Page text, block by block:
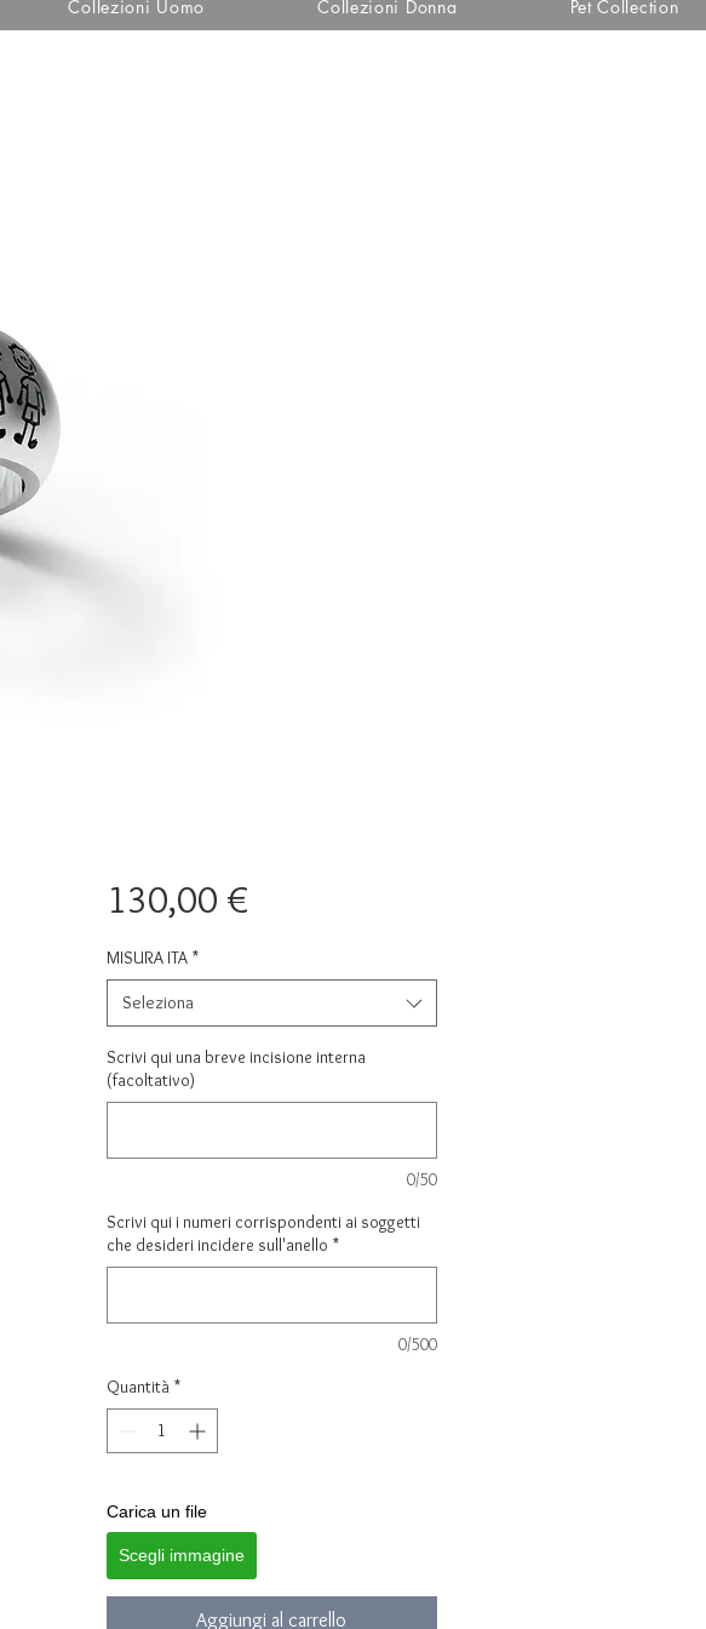
Collezioni Uomo Collezioni Donna Pet Collection
130,00 €Prezzo
MISURA ITA *
Seleziona
Scrivi qui una breve incisione interna
(facoltativo)
0/50
Scrivi qui i numeri corrispondenti ai soggetti
che desideri incidere sull'anello *
0/500
Quantità *
Carica un file
Scegli immagine
Aggiungi al carrello